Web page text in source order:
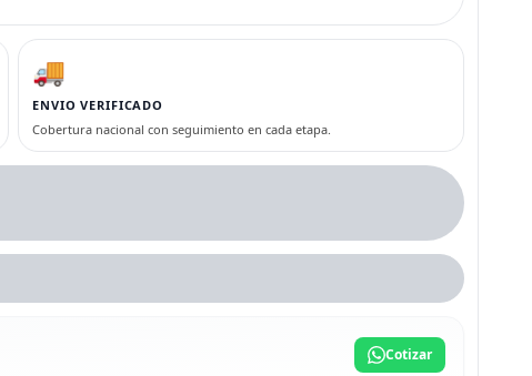
🚚
ENVIO VERIFICADO
Cobertura nacional con seguimiento en cada etapa.
Cotizar